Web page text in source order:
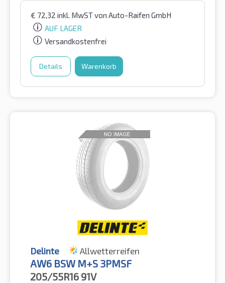
€ 72,32 inkl. MwSTvon Auto-Raifen GmbH
AUF LAGER
Versandkostenfrei
Details Warenkorb
Delinte Allwetterreifen
AW6 BSW M+S 3PMSF
205/55R16 91V